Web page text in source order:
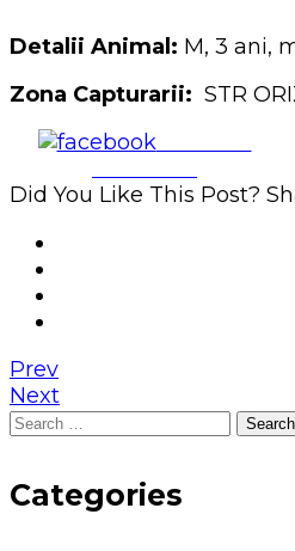
Detalii Animal: M, 3 ani,
Zona Capturarii: STR
Share on
Did You Like This Post?
Prev
Next
Search
Categories